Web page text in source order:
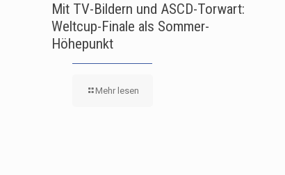
Mit TV-Bildern und ASCD-Torwart:
Weltcup-Finale als Sommer-
Höhepunkt
Mehr lesen